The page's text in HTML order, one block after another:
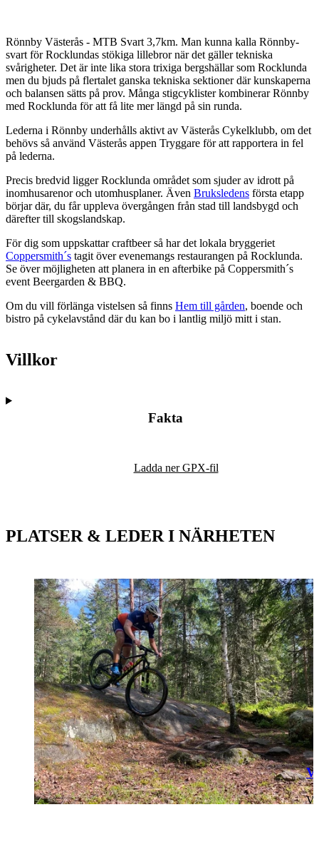
Beskrivning
Rönnby Västerås - MTB Svart 3,7km. Man kunna kalla Rönnby-
svart för Rocklundas stökiga lillebror när det gäller tekniska
svårigheter. Det är inte lika stora trixiga bergshällar som Rocklunda
men du bjuds på flertalet ganska tekniska sektioner där kunskaperna
och balansen sätts på prov. Många stigcyklister kombinerar Rönnby
med Rocklunda för att få lite mer längd på sin runda.
Lederna i Rönnby underhålls aktivt av Västerås Cykelklubb, om det
behövs så använd Västerås appen Tryggare för att rapportera in fel
på lederna.
Precis bredvid ligger Rocklunda området som sjuder av idrott på
inomhusarenor och utomhusplaner. Även Bruksledens första etapp
börjar där, du får uppleva övergången från stad till landsbygd och
därefter till skogslandskap.
För dig som uppskattar craftbeer så har det lokala bryggeriet
Coppersmith´s tagit över evenemangs restaurangen på Rocklunda.
Se över möjligheten att planera in en afterbike på Coppersmith´s
event Beergarden & BBQ.
Om du vill förlänga vistelsen så finns Hem till gården, boende och
bistro på cykelavstånd där du kan bo i lantlig miljö mitt i stan.
Villkor
Fakta
Ladda ner GPX-fil
PLATSER & LEDER I NÄRHETEN